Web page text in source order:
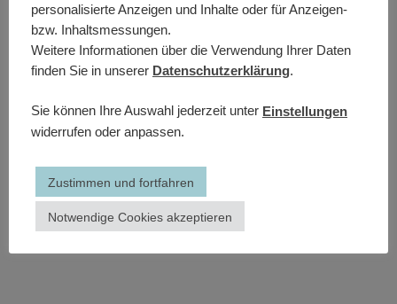
personalisierte Anzeigen und Inhalte oder für Anzeigen-
bzw. Inhaltsmessungen.
Weitere Informationen über die Verwendung Ihrer Daten
finden Sie in unserer Datenschutzerklärung.
Sie können Ihre Auswahl jederzeit unter Einstellungen
widerrufen oder anpassen.
Zustimmen und fortfahren
Notwendige Cookies akzeptieren